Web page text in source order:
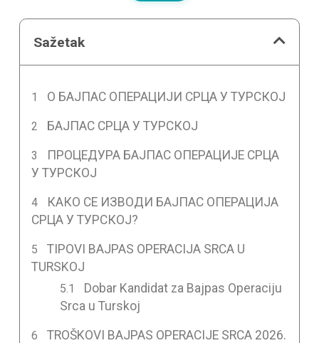
Sažetak
О БАЈПАС ОПЕРАЦИЈИ СРЦА У ТУРСКОЈ
БАЈПАС СРЦА У ТУРСКОЈ
ПРОЦЕДУРА БАЈПАС ОПЕРАЦИЈЕ СРЦА
У ТУРСКОЈ
КАКО СЕ ИЗВОДИ БАЈПАС ОПЕРАЦИЈА
СРЦА У ТУРСКОЈ?
TIPOVI BAJPAS OPERACIJA SRCA U
TURSKOJ
Dobar Kandidat za Bajpas Operaciju
Srca u Turskoj
TROŠKOVI BAJPAS OPERACIJE SRCA 2026.